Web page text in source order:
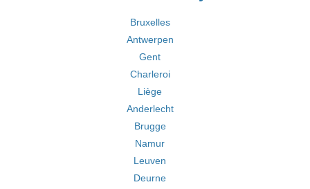
Bruxelles
Antwerpen
Gent
Charleroi
Liège
Anderlecht
Brugge
Namur
Leuven
Deurne